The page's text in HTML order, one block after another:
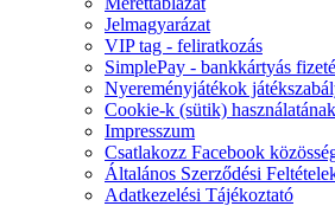
Jelmagyarázat
VIP tag - feliratkozás
SimplePay - bankkártyás
Nyereményjátékok
Cookie-k (sütik)
Impresszum
Csatlakozz Facebook
Általános Szerződési
Adatkezelési Tájékoztató